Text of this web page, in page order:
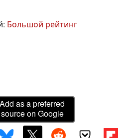
Большой рейтинг
Add as a preferred
source on Google